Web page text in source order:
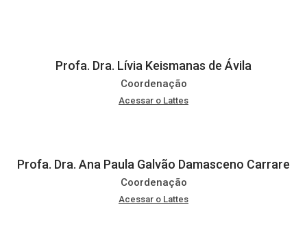
Profa. Dra. Lívia Keismanas de Ávila
Coordenação
Acessar o Lattes
Profa. Dra. Ana Paula Galvão Damasceno Carrare
Coordenação
Acessar o Lattes